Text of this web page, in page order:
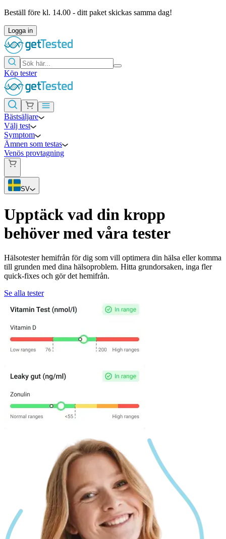
Beställ före kl. 14.00 - ditt paket skickas samma dag!
Logga in
Köp tester
Bästsäljare
Välj test
Symptom
Ämnen som testas
Venös provtagning
SV
Upptäck vad din kropp
behöver med våra tester
Hälsotester hemifrån för dig som vill optimera din hälsa eller komma
till grunden med dina hälsoproblem. Hitta grundorsaken, inga fler
quick-fixes och gör det hemifrån.
Se alla tester